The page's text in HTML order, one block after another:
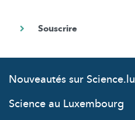
Nouveautés sur Science.lu
Science au Luxembourg